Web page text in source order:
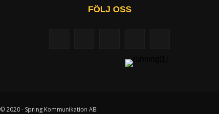
FÖLJ OSS
© 2020 - Spring Kommunikation AB